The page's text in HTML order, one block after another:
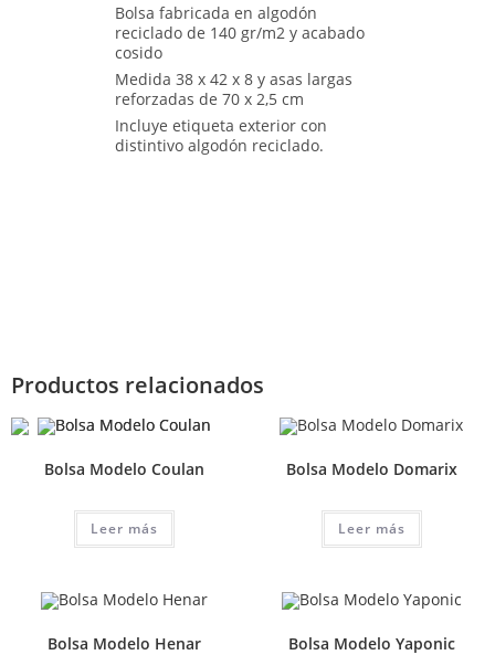
Bolsa fabricada en algodón
reciclado de 140 gr/m2 y acabado
cosido
Medida 38 x 42 x 8 y asas largas
reforzadas de 70 x 2,5 cm
Incluye etiqueta exterior con
distintivo algodón reciclado.
Productos relacionados
Bolsa Modelo Coulan
Leer más
Bolsa Modelo Domarix
Leer más
Bolsa Modelo Henar Bolsa Modelo Yaponic